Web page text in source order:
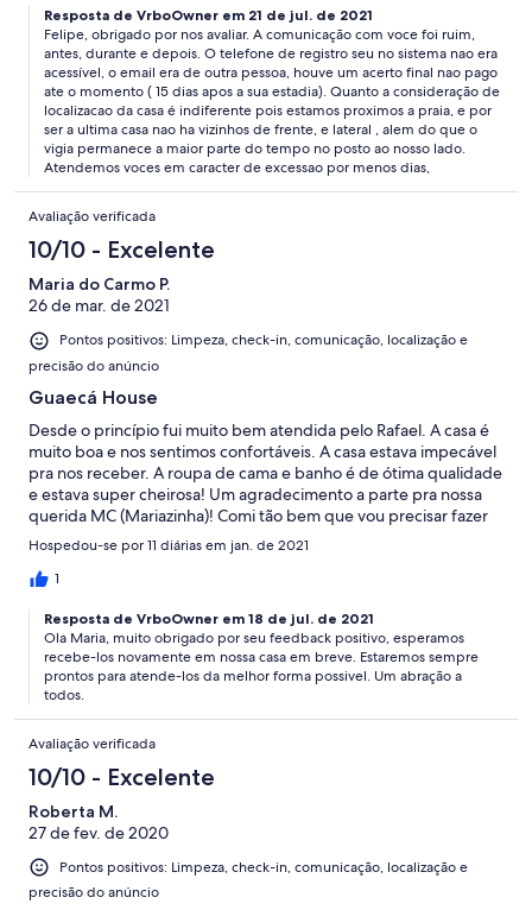
Resposta de VrboOwner em 21 de jul. de 2021
Felipe, obrigado por nos avaliar. A comunicação com voce foi ruim,
antes, durante e depois. O telefone de registro seu no sistema nao era
acessível, o email era de outra pessoa, houve um acerto final nao pago
ate o momento ( 15 dias apos a sua estadia). Quanto a consideração de
localizacao da casa é indiferente pois estamos proximos a praia, e por
ser a ultima casa nao ha vizinhos de frente, e lateral , alem do que o
vigia permanece a maior parte do tempo no posto ao nosso lado.
Atendemos voces em caracter de excessao por menos dias,
Avaliação verificada
10/10 - Excelente
Maria do Carmo P.
26 de mar. de 2021
Pontos positivos: Limpeza, check-in, comunicação, localização e
precisão do anúncio
Guaecá House
Desde o princípio fui muito bem atendida pelo Rafael. A casa é
muito boa e nos sentimos confortáveis. A casa estava impecável
pra nos receber. A roupa de cama e banho é de ótima qualidade
e estava super cheirosa! Um agradecimento a parte pra nossa
querida MC (Mariazinha)! Comi tão bem que vou precisar fazer
um bom regime! Obrigada Rafael, obrigada Maria! Vocês foram
10!!!!!
Hospedou-se por 11 diárias em jan. de 2021
1
Resposta de VrboOwner em 18 de jul. de 2021
Ola Maria, muito obrigado por seu feedback positivo, esperamos
recebe-los novamente em nossa casa em breve. Estaremos sempre
prontos para atende-los da melhor forma possivel. Um abração a
todos.
Avaliação verificada
10/10 - Excelente
Roberta M.
27 de fev. de 2020
Pontos positivos: Limpeza, check-in, comunicação, localização e
precisão do anúncio